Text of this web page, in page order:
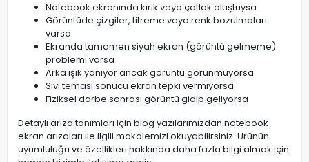
Notebook ekranında kırık veya çatlak oluştuysa
Görüntüde çizgiler, titreme veya renk bozulmaları
varsa
Ekranda tamamen siyah ekran (görüntü gelmeme)
problemi varsa
Arka ışık yanıyor ancak görüntü görünmüyorsa
Sıvı teması sonucu ekran tepki vermiyorsa
Fiziksel darbe sonrası görüntü gidip geliyorsa
Detaylı arıza tanımları için blog yazılarımızdan notebook
ekran arızaları ile ilgili makalemizi okuyabilirsiniz. Ürünün
uyumluluğu ve özellikleri hakkında daha fazla bilgi almak için